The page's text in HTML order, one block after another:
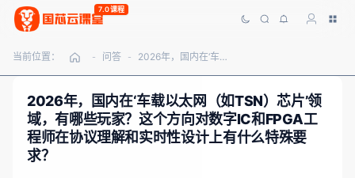
7.0课程
当前位置： - 问答 - 2026年，国内在‘车载以太网（如TSN）芯片’领域，有哪些玩家？这个方向对数字IC和FPGA工程师在协议理解和实时性设计上有什么特殊要求？
2026年，国内在‘车载以太网（如TSN）芯片’领
域，有哪些玩家？这个方向对数字IC和FPGA工
程师在协议理解和实时性设计上有什么特殊要
求？